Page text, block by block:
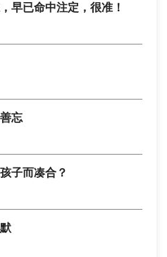
早已命中注定，很准！
忘
子而凑合？